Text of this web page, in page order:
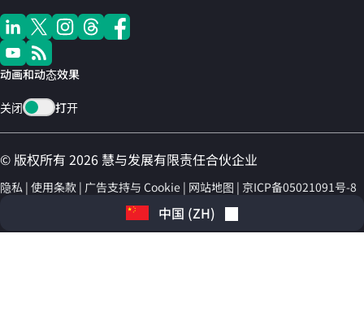
动画和动态效果
关闭 打开
© 版权所有 2026 慧与发展有限责任合伙企业
隐私 使用条款 广告支持与 Cookie 网站地图 京ICP备05021091号-8
中国 (ZH)